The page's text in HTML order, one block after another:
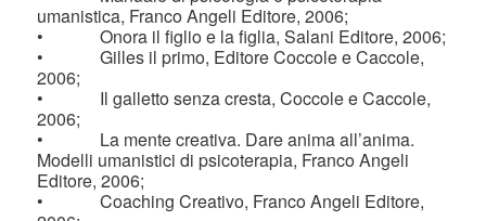
umanistica, Franco Angeli Editore, 2006;
• Onora il figlio e la figlia, Salani Editore, 2006;
• Gilles il primo, Editore Coccole e Caccole,
2006;
• Il galletto senza cresta, Coccole e Caccole,
2006;
• La mente creativa. Dare anima all’anima.
Modelli umanistici di psicoterapia, Franco Angeli
Editore, 2006;
• Coaching Creativo, Franco Angeli Editore,